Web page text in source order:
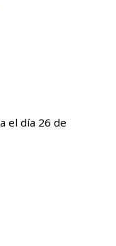
el día 26 de